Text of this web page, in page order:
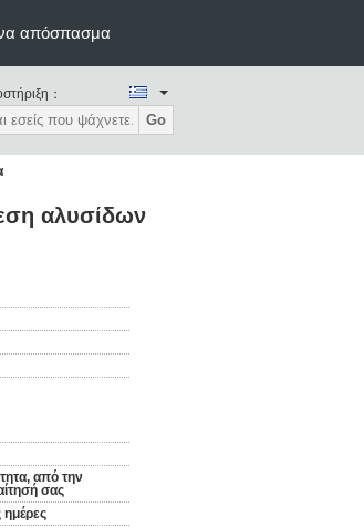
απόσπασμα
：
Go
αλυσίδων
από την
σας
ημέρες